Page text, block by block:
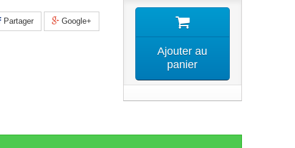
Partager Google+
Ajouter au
panier